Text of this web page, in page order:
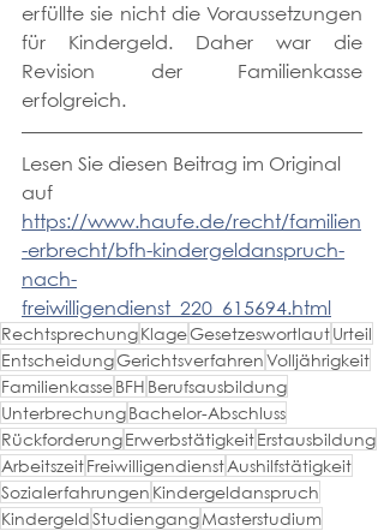
erfüllte sie nicht die Voraussetzungen
für Kindergeld. Daher war die
Revision der Familienkasse
erfolgreich.
Lesen Sie diesen Beitrag im Original
auf
https://www.haufe.de/recht/familien
-erbrecht/bfh-kindergeldanspruch-
nach-
freiwilligendienst_220_615694.html
RechtsprechungKlageGesetzeswortlautUrteil
EntscheidungGerichtsverfahrenVolljährigkeit
FamilienkasseBFH Berufsausbildung
UnterbrechungBachelor-Abschluss
RückforderungErwerbstätigkeitErstausbildung
ArbeitszeitFreiwilligendienstAushilfstätigkeit
Sozialerfahrungen Kindergeldanspruch
KindergeldStudiengangMasterstudium